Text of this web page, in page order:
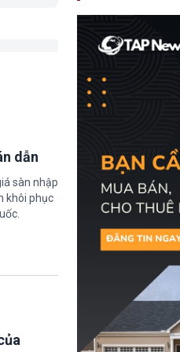
dẫn
sàn nhập
khôi phục